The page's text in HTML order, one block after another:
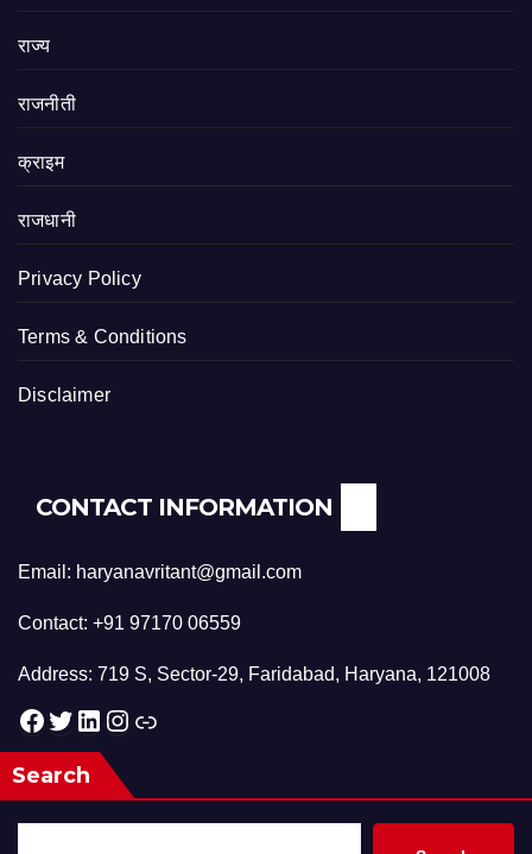
राज्य
राजनीती
क्राइम
राजधानी
Privacy Policy
Terms & Conditions
Disclaimer
CONTACT INFORMATION
Email: haryanavritant@gmail.com
Contact: +91 97170 06559
Address: 719 S, Sector-29, Faridabad, Haryana, 121008
Facebook Twitter LinkedIn Instagram Link
Search